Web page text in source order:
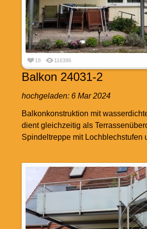
18 116386
Balkon 24031-2
hochgeladen: 6 Mar 2024
Balkonkonstruktion mit
dient gleichzeitig als
Spindeltreppe mit Lochblechstufen